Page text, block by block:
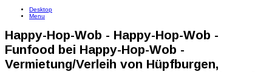
Desktop
Menu
Happy-Hop-Wob - Happy-Hop-Wob -
Funfood bei Happy-Hop-Wob -
Vermietung/Verleih von Hüpfburgen,